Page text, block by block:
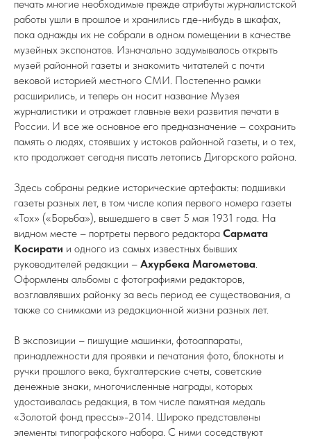
печать многие необходимые прежде атрибуты журналистской
работы ушли в прошлое и хранились где-нибудь в шкафах,
пока однажды их не собрали в одном помещении в качестве
музейных экспонатов. Изначально задумывалось открыть
музей районной газеты и знакомить читателей с почти
вековой историей местного СМИ. Постепенно рамки
расширились, и теперь он носит название Музея
журналистики и отражает главные вехи развития печати в
России. И все же основное его предназначение – сохранить
память о людях, стоявших у истоков районной газеты, и о тех,
кто продолжает сегодня писать летопись Дигорского района.
Здесь собраны редкие исторические артефакты: подшивки
газеты разных лет, в том числе копия первого номера газеты
«Тох» («Борьба»), вышедшего в свет 5 мая 1931 года. На
видном месте – портреты первого редактора Сармата
Косирати и одного из самых известных бывших
руководителей редакции – Ахурбека Магометова.
Оформлены альбомы с фотографиями редакторов,
возглавлявших районку за весь период ее существования, а
также со снимками из редакционной жизни разных лет.
В экспозиции – пишущие машинки, фотоаппараты,
принадлежности для проявки и печатания фото, блокноты и
ручки прошлого века, бухгалтерские счеты, советские
денежные знаки, многочисленные награды, которых
удостаивалась редакция, в том числе памятная медаль
«Золотой фонд прессы»-2014. Широко представлены
элементы типографского набора. С ними соседствуют